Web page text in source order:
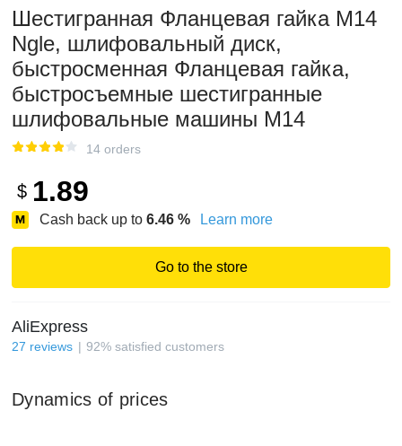
Шестигранная Фланцевая гайка M14
Ngle, шлифовальный диск,
быстросменная Фланцевая гайка,
быстросъемные шестигранные
шлифовальные машины M14
14 orders
$ 1.89
Cash back up to 6.46 % Learn more
Go to the store
AliExpress
27 reviews 92% satisfied customers
Dynamics of prices